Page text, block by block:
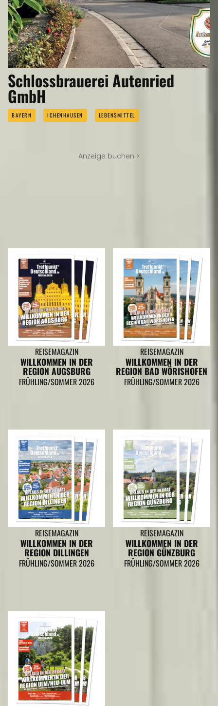
Schlossbrauerei Autenried
GmbH
BAYERN ICHENHAUSEN LEBENSMITTEL
Anzeige buchen >
REISEMAGAZIN
WILLKOMMEN IN DER
REGION AUGSBURG
FRÜHLING/SOMMER 2026
REISEMAGAZIN
WILLKOMMEN IN DER
REGION BAD WÖRISHOFEN
FRÜHLING/SOMMER 2026
REISEMAGAZIN
WILLKOMMEN IN DER
REGION DILLINGEN
FRÜHLING/SOMMER 2026
REISEMAGAZIN
WILLKOMMEN IN DER
REGION GÜNZBURG
FRÜHLING/SOMMER 2026